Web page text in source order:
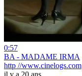
0:57
BA - MADAME IRMA
http //www.cinelogs.com